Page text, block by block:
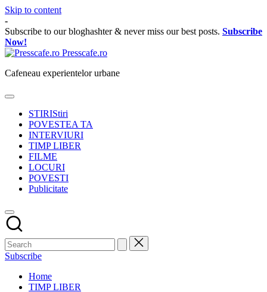
Skip to content
-
Subscribe to our bloghashter & never miss our best posts. Subscribe
Now!
Presscafe.ro
Cafeneau experientelor urbane
STIRIStiri
POVESTEA TA
INTERVIURI
TIMP LIBER
FILME
LOCURI
POVESTI
Publicitate
Subscribe
Home
TIMP LIBER